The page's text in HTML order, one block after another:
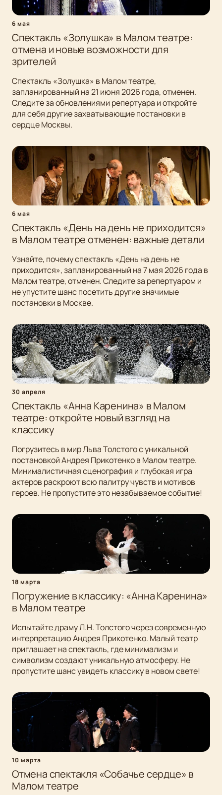
6 мая
Спектакль «Золушка» в Малом театре:
отмена и новые возможности для
зрителей
Спектакль «Золушка» в Малом театре,
запланированный на 21 июня 2026 года, отменен.
Следите за обновлениями репертуара и откройте
для себя другие захватывающие постановки в
сердце Москвы.
6 мая
Спектакль «День на день не приходится»
в Малом театре отменен: важные детали
Узнайте, почему спектакль «День на день не
приходится», запланированный на 7 мая 2026 года в
Малом театре, отменен. Следите за репертуаром и
не упустите шанс посетить другие значимые
постановки в Москве.
30 апреля
Спектакль «Анна Каренина» в Малом
театре: откройте новый взгляд на
классику
Погрузитесь в мир Льва Толстого с уникальной
постановкой Андрея Прикотенко в Малом театре.
Минималистичная сценография и глубокая игра
актеров раскроют всю палитру чувств и мотивов
героев. Не пропустите это незабываемое событие!
18 марта
Погружение в классику: «Анна Каренина»
в Малом театре
Испытайте драму Л.Н. Толстого через современную
интерпретацию Андрея Прикотенко. Малый театр
приглашает на спектакль, где минимализм и
символизм создают уникальную атмосферу. Не
пропустите шанс увидеть классику в новом свете!
10 марта
Отмена спектакля «Собачье сердце» в
Малом театре